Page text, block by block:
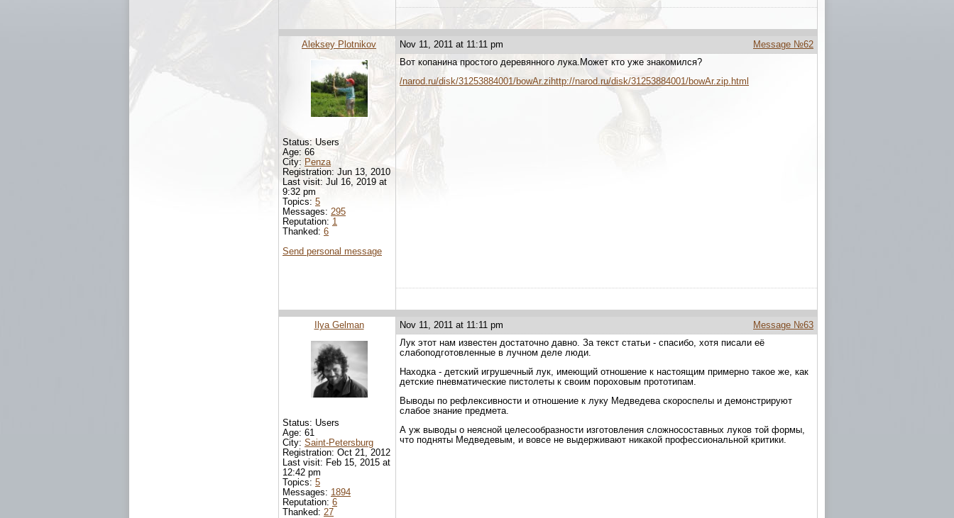
Message №62
Nov 11, 2011 at 11:11 pm
Вот копанина простого деревянного лука.Может кто уже знакомился?
/narod.ru/disk/31253884001/bowAr.zihttp://narod.ru/disk/31253884001/bowAr.zip.html
Aleksey Plotnikov
Status: Users
Age: 66
City: Penza
Registration: Jun 13, 2010
Last visit: Jul 16, 2019 at
9:32 pm
Topics: 5
Messages: 295
Reputation: 1
Thanked: 6
Send personal message
Message №63
Nov 11, 2011 at 11:11 pm
Лук этот нам известен достаточно давно. За текст статьи - спасибо, хотя писали её
слабоподготовленные в лучном деле люди.
Находка - детский игрушечный лук, имеющий отношение к настоящим примерно такое же, как
детские пневматические пистолеты к своим пороховым прототипам.
Выводы по рефлексивности и отношение к луку Медведева скороспелы и демонстрируют
слабое знание предмета.
А уж выводы о неясной целесообразности изготовления сложносоставных луков той формы,
что подняты Медведевым, и вовсе не выдерживают никакой профессиональной критики.
Ilya Gelman
Status: Users
Age: 61
City: Saint-Petersburg
Registration: Oct 21, 2012
Last visit: Feb 15, 2015 at
12:42 pm
Topics: 5
Messages: 1894
Reputation: 6
Thanked: 27